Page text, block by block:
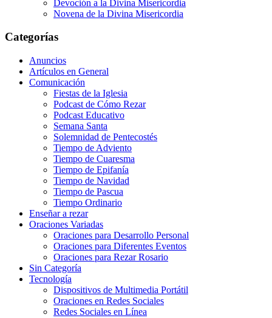
Devoción a la Divina Misericordia
Novena de la Divina Misericordia
Categorías
Anuncios
Artículos en General
Comunicación
Fiestas de la Iglesia
Podcast de Cómo Rezar
Podcast Educativo
Semana Santa
Solemnidad de Pentecostés
Tiempo de Adviento
Tiempo de Cuaresma
Tiempo de Epifanía
Tiempo de Navidad
Tiempo de Pascua
Tiempo Ordinario
Enseñar a rezar
Oraciones Variadas
Oraciones para Desarrollo Personal
Oraciones para Diferentes Eventos
Oraciones para Rezar Rosario
Sin Categoría
Tecnología
Dispositivos de Multimedia Portátil
Oraciones en Redes Sociales
Redes Sociales en Línea